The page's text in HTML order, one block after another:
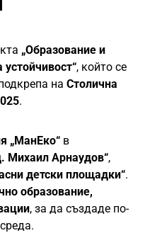
„Образование и
, който се
на Столична
.
„МанЕко“ в
Михаил Арнаудов“,
детски площадки“.
образование,
, за да създаде по-